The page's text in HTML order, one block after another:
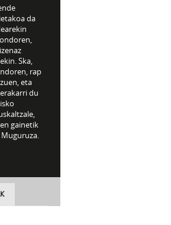
da
Ska,
rap
eta
du
gainetik